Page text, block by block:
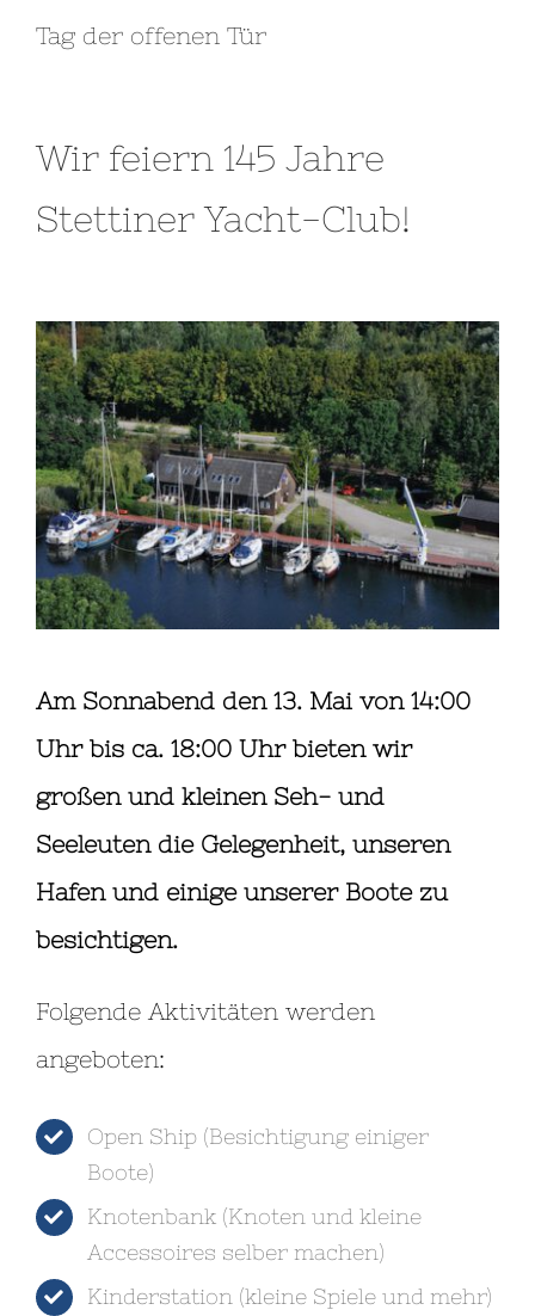
Tag der offenen Tür
Wir feiern 145 Jahre
Stettiner Yacht-Club!
Am Sonnabend den 13. Mai von 14:00
Uhr bis ca. 18:00 Uhr bieten wir
großen und kleinen Seh- und
Seeleuten die Gelegenheit, unseren
Hafen und einige unserer Boote zu
besichtigen.
Folgende Aktivitäten werden
angeboten:
Open Ship (Besichtigung einiger
Boote)
Knotenbank (Knoten und kleine
Accessoires selber machen)
Kinderstation (kleine Spiele und mehr)